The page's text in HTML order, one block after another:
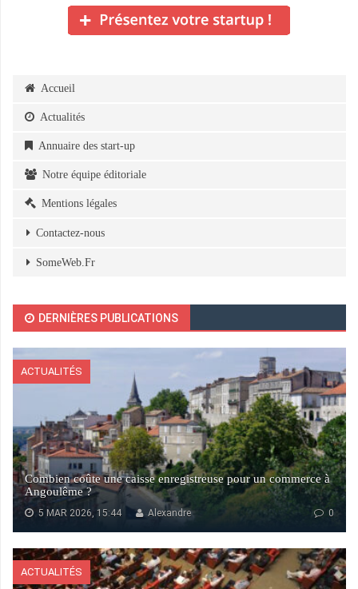
Accueil
Actualités
Annuaire des start-up
Notre équipe éditoriale
Mentions légales
Contactez-nous
SomeWeb.Fr
DERNIÈRES PUBLICATIONS
ACTUALITÉS
Combien coûte une caisse enregistreuse pour un commerce à
Angoulême ?
5 MAR 2026, 15:44 0
Alexandre
ACTUALITÉS